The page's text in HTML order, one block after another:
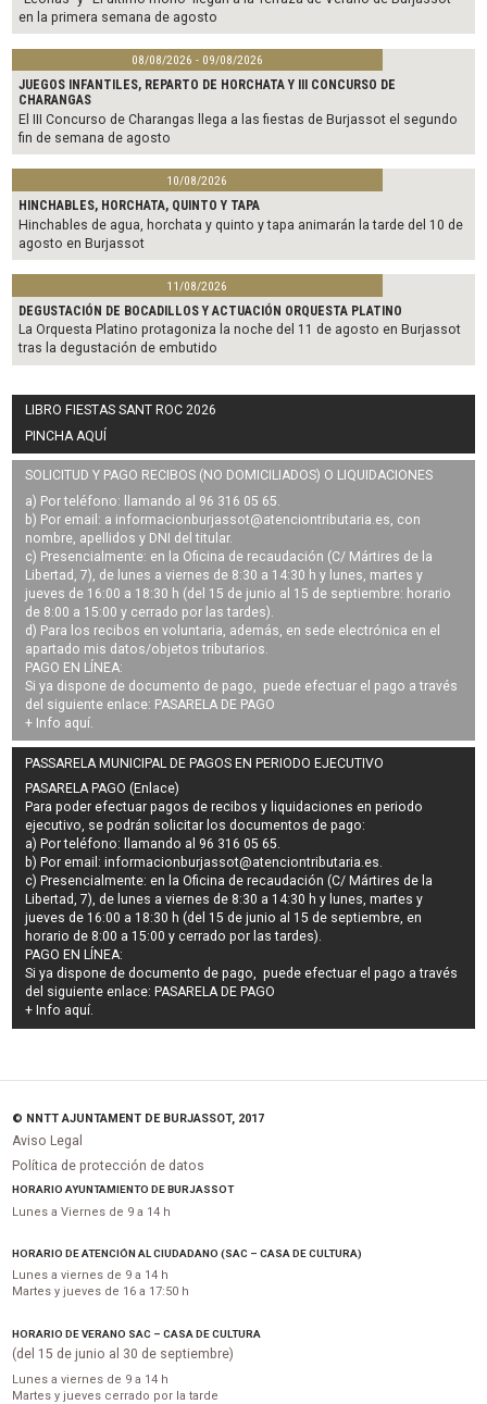
en la primera semana de agosto
08/08/2026 - 09/08/2026
JUEGOS INFANTILES, REPARTO DE HORCHATA Y III CONCURSO DE
CHARANGAS
El III Concurso de Charangas llega a las fiestas de Burjassot el segundo
fin de semana de agosto
10/08/2026
HINCHABLES, HORCHATA, QUINTO Y TAPA
Hinchables de agua, horchata y quinto y tapa animarán la tarde del 10 de
agosto en Burjassot
11/08/2026
DEGUSTACIÓN DE BOCADILLOS Y ACTUACIÓN ORQUESTA PLATINO
La Orquesta Platino protagoniza la noche del 11 de agosto en Burjassot
tras la degustación de embutido
LIBRO FIESTAS SANT ROC 2026
PINCHA AQUÍ
SOLICITUD Y PAGO RECIBOS (NO DOMICILIADOS) O LIQUIDACIONES
a) Por teléfono: llamando al 96 316 05 65.
b) Por email: a informacionburjassot@atenciontributaria.es, con
nombre, apellidos y DNI del titular.
c) Presencialmente: en la Oficina de recaudación (C/ Mártires de la
Libertad, 7), de lunes a viernes de 8:30 a 14:30 h y lunes, martes y
jueves de 16:00 a 18:30 h (del 15 de junio al 15 de septiembre: horario
de 8:00 a 15:00 y cerrado por las tardes).
d) Para los recibos en voluntaria, además, en sede electrónica en el
apartado mis datos/objetos tributarios.
PAGO EN LÍNEA:
Si ya dispone de documento de pago, puede efectuar el pago a través
del siguiente enlace: PASARELA DE PAGO
+ Info aquí.
PASSARELA MUNICIPAL DE PAGOS EN PERIODO EJECUTIVO
PASARELA PAGO (Enlace)
Para poder efectuar pagos derecibos y liquidaciones en periodo
ejecutivo, se podrán solicitar los documentos de pago:
a) Por teléfono: llamando al 96 316 05 65.
b) Por email:informacionburjassot@atenciontributaria.es.
c) Presencialmente: en la Oficina de recaudación (C/ Mártires de la
Libertad, 7), de lunes a viernes de 8:30 a 14:30 h y lunes, martes y
jueves de 16:00 a 18:30 h (del 15 de junio al 15 de septiembre, en
horario de 8:00 a 15:00 y cerrado por las tardes).
PAGO EN LÍNEA:
Si ya dispone de documento de pago, puede efectuar el pago a través
del siguiente enlace: PASARELA DE PAGO
+ Info aquí.
© NNTT AJUNTAMENT DE BURJASSOT, 2017
Aviso Legal
Política de protección de datos
HORARIO AYUNTAMIENTO DE BURJASSOT
Lunes a Viernes de 9 a 14 h
HORARIO DE ATENCIÓN AL CIUDADANO (SAC – CASA DE CULTURA)
Lunes a viernes de 9 a 14 h
Martes y jueves de 16 a 17:50 h
HORARIO DE VERANO SAC – CASA DE CULTURA
(del 15 de junio al 30 de septiembre)
Lunes a viernes de 9 a 14 h
Martes y jueves cerrado por la tarde